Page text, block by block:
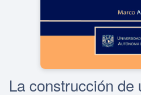
La construcción de